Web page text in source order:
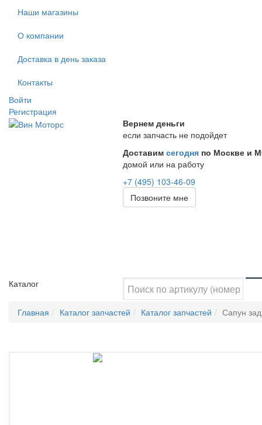
Наши магазины
О компании
Доставка в день заказа
Контакты
Войти
Регистрация
Вернем деньги
если запчасть не подойдет
Доставим сегодня по Москве и
домой или на работу
+7 (495) 103-46-09
Позвоните мне
Каталог
Главная Каталог запчастей Каталог запчастей Сапун